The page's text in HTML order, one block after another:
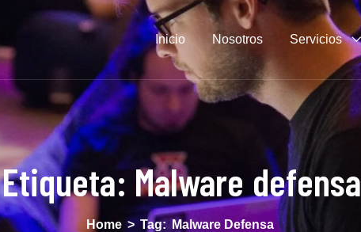
Inicio Nosotros Servicios
Etiqueta:Malware defensa
Home > Tag: Malware Defensa